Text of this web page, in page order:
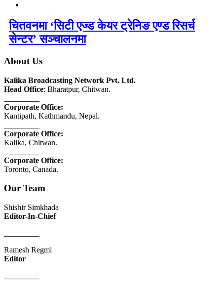
चितवनमा ‘सिटी एज्ड केयर ट्रेनिङ एण्ड रिसर्च
सेन्टर’ सञ्चालनमा
About Us
Kalika Broadcasting Network Pvt. Ltd.
Head Office: Bharatpur, Chitwan.
Corporate Office:
Kantipath, Kathmandu, Nepal.
Corporate Office:
Kalika, Chitwan.
Corporate Office:
Toronto, Canada.
Our Team
Shishir Simkhada
Editor-In-Chief
Ramesh Regmi
Editor